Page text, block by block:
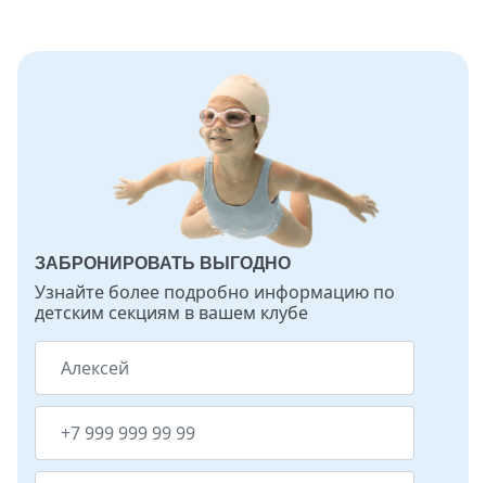
ЗАБРОНИРОВАТЬ ВЫГОДНО
Узнайте более подробно информацию по
детским секциям в вашем клубе